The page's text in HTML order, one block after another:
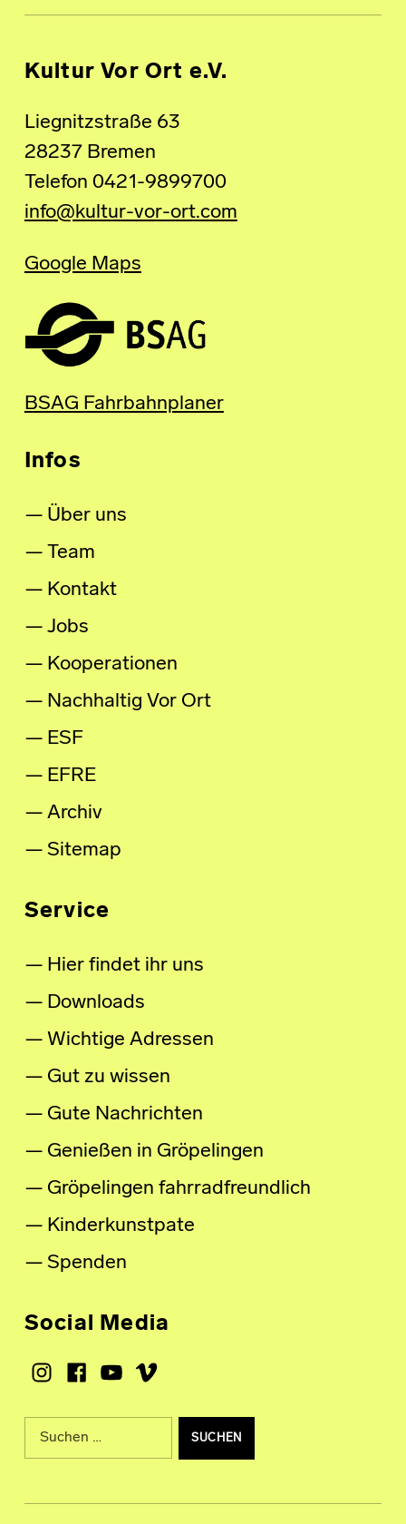
Kultur Vor Ort e.V.
Liegnitzstraße 63
28237 Bremen
Telefon 0421-9899700
info@kultur-vor-ort.com
Google Maps
BSAG Fahrbahnplaner
Infos
Über uns
Team
Kontakt
Jobs
Kooperationen
Nachhaltig Vor Ort
ESF
EFRE
Archiv
Sitemap
Service
Hier findet ihr uns
Downloads
Wichtige Adressen
Gut zu wissen
Gute Nachrichten
Genießen in Gröpelingen
Gröpelingen fahrradfreundlich
Kinderkunstpate
Spenden
Social Media
Instagram
Facebook
Youtube
Vimeo
Suche nach: